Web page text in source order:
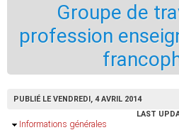
Groupe de
profession
PUBLIÉ LE VENDREDI, 4 AVRIL 2014
LAST
Masquer
Informations générales